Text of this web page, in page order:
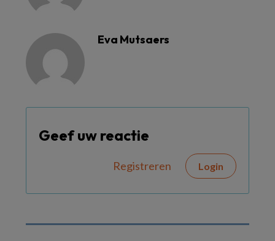
Eva Mutsaers
Geef uw reactie
Registreren Login